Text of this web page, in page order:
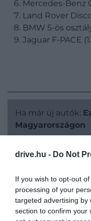
drive.hu - Do Not
If you wish to opt-out
processing of your
targeted advertising by
section to confirm your
Mercedes-Benz
Land Rover
BMW 5-ös
Jaguar F-PACE
Ha már új autók:
Magyarországon
RANGLISTA